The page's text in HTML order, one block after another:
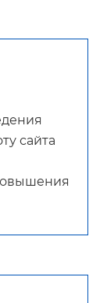
сайта